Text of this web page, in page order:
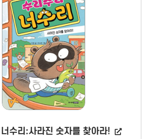
가득하다.
수리:사라진 숫자를 찾아라!